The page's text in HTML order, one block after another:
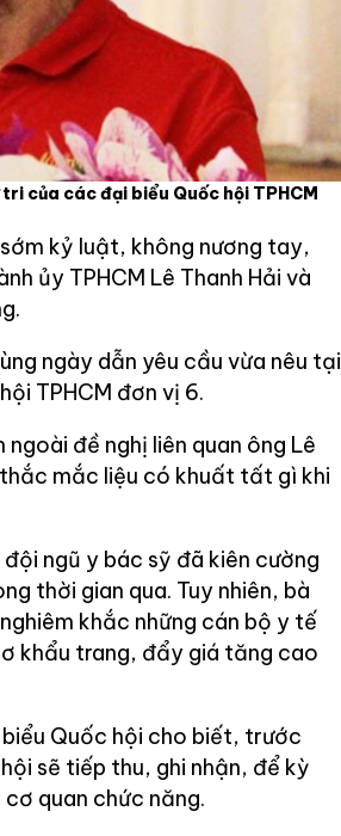
của các đại biểu Quốc hội TPHCM
kỷ luật, không nương tay,
ủy TPHCM Lê Thanh Hải và
ngày dẫn yêu cầu vừa nêu tại
TPHCM đơn vị 6.
đề nghị liên quan ông Lê
mắc liệu có khuất tất gì khi
ngũ y bác sỹ đã kiên cường
thời gian qua. Tuy nhiên, bà
khắc những cán bộ y tế
khẩu trang, đẩy giá tăng cao
Quốc hội cho biết, trước
sẽ tiếp thu, ghi nhận, để kỳ
quan chức năng.